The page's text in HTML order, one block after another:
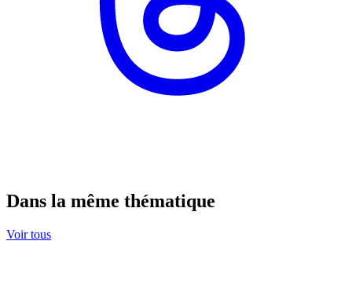
Dans la même thématique
Voir tous